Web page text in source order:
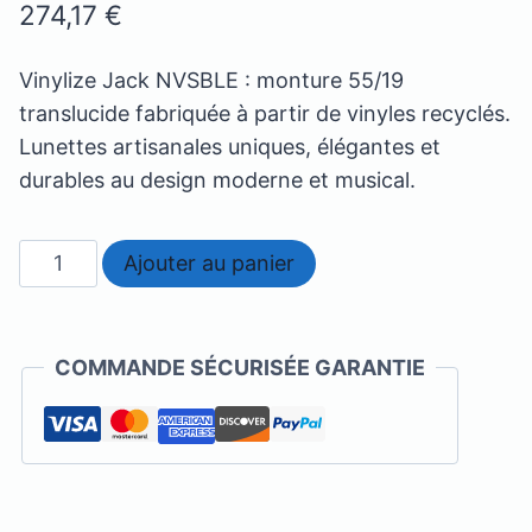
274,17€
Vinylize Jack NVSBLE : monture 55/19
translucide fabriquée à partir de vinyles recyclés.
Lunettes artisanales uniques, élégantes et
durables au design moderne et musical.
quantité
de
Ajouter au panier
COMMANDE SÉCURISÉE GARANTIE